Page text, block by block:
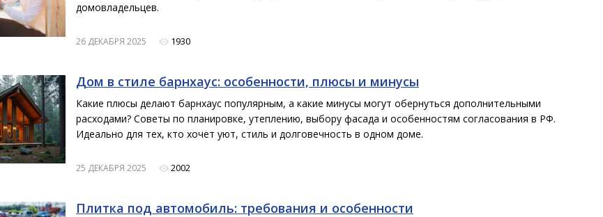
домовладельцев.
26 ДЕКАБРЯ 2025 1930
Дом в стиле барнхаус: особенности, плюсы и минусы
Какие плюсы делают барнхаус популярным, а какие минусы могут обернуться дополнительными
расходами? Советы по планировке, утеплению, выбору фасада и особенностям согласования в РФ.
Идеально для тех, кто хочет уют, стиль и долговечность в одном доме.
25 ДЕКАБРЯ 2025 2002
Плитка под автомобиль: требования и особенности